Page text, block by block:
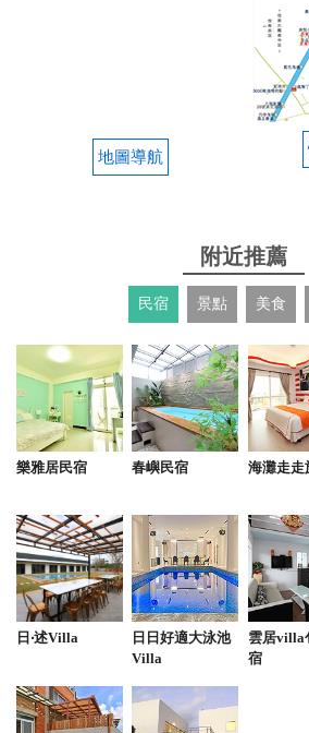
分啦，是很有特色的店，店裡
鮮料理，推薦全家大小一起
2025-07-20 15:06:43
東西好吃份量大！尤其是炸牡
超順口！烤魚也很鮮
原本對河豚皮這道料理沒什麼
意外地好吃！口感Q彈不腥，調
新印象。鯧魚米粉更是經典中
甜。 店家還貼心招待了蘆筍捲
膩，也很有水準，真的是從主
地圖導航
附近推薦
民宿 景點 美食
樂雅居民宿 春嶼民宿 海灘走走
日‧述Villa
日日好適大泳池
Villa
雲居villa
宿